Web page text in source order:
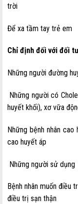
trời
Để xa tầm tay trẻ em
Chỉ định đối với đối
Những người đường
Những người có
huyết khối), xơ vữa
Những bệnh nhân
cao huyết áp
Những người sử
Bệnh nhân muốn điều
điều trị sạn thận